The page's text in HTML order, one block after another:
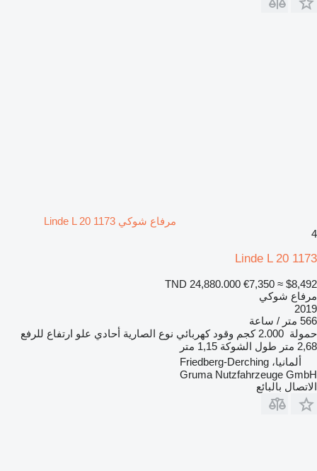
مرفاع شوكي Linde L 20 1173
4
Linde L 20 1173
TND 24,880.000 €7,350 ≈ $8,492
مرفاع شوكي
2019
566 متر / ساعة
حمولة 2.000 كجم وقود كهربائي نوع الصارية أحادي علو ارتفاع للرفع
2,68 متر
طول الشوكة 1,15 متر
ألمانيا، Friedberg-Derching
Gruma Nutzfahrzeuge GmbH
الاتصال بالبائع